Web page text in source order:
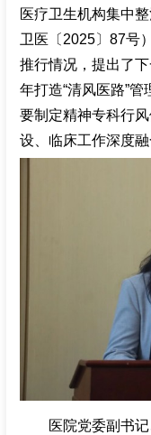
医疗卫生机构集中
卫医〔2025〕87号
推行情况，提出了
年打造“清风医路”
要制定精神专科行
设、临床工作深度融
医院党委副书